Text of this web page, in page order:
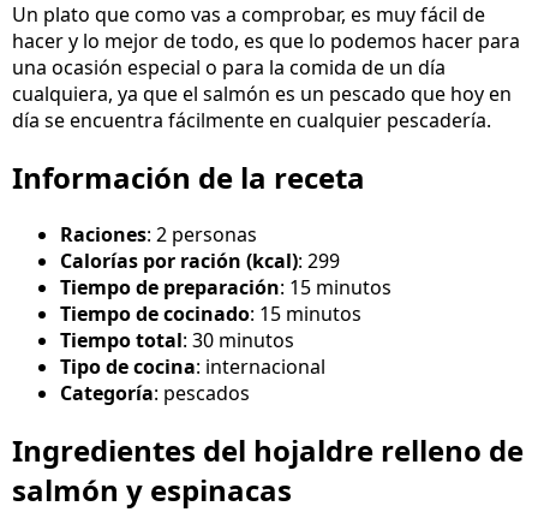
Un plato que como vas a comprobar, es muy fácil de
hacer y lo mejor de todo, es que lo podemos hacer para
una ocasión especial o para la comida de un día
cualquiera, ya que el salmón es un pescado que hoy en
día se encuentra fácilmente en cualquier pescadería.
Información de la receta
Raciones: 2 personas
Calorías por ración (kcal): 299
Tiempo de preparación: 15 minutos
Tiempo de cocinado: 15 minutos
Tiempo total: 30 minutos
Tipo de cocina: internacional
Categoría: pescados
Ingredientes del hojaldre relleno de
salmón y espinacas